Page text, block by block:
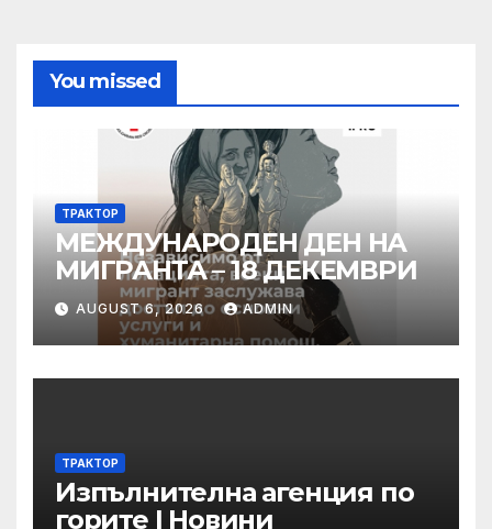
You missed
ТРАКТОР
МЕЖДУНАРОДЕН ДЕН НА
МИГРАНТА – 18 ДЕКЕМВРИ
AUGUST 6, 2026 ADMIN
ТРАКТОР
Изпълнителна агенция по
горите | Новини